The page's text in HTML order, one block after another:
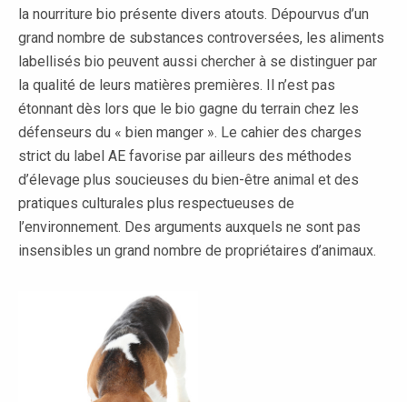
la nourriture bio présente divers atouts. Dépourvus d’un
grand nombre de substances controversées, les aliments
labellisés bio peuvent aussi chercher à se distinguer par
la qualité de leurs matières premières. Il n’est pas
étonnant dès lors que le bio gagne du terrain chez les
défenseurs du « bien manger ». Le cahier des charges
strict du label AE favorise par ailleurs des méthodes
d’élevage plus soucieuses du bien-être animal et des
pratiques culturales plus respectueuses de
l’environnement. Des arguments auxquels ne sont pas
insensibles un grand nombre de propriétaires d’animaux.